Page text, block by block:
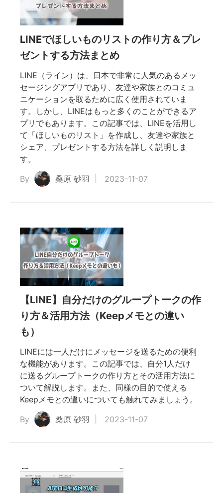
LINEでほしいものリストの作り方＆プレ
ゼントする方法まとめ
LINE（ライン）は、日本で非常に人気のあるメッ
セージングアプリであり、友達や家族とのコミュ
ニケーションを取るために広く使用されていま
す。しかし、LINEはもっと多くのことができるア
プリでもあります。この記事では、LINEを活用し
て「ほしいものリスト」を作成し、友達や家族と
シェア、プレゼントする方法を詳しく説明しま
す。
By
桑原 砂羽 2023-11-07
【LINE】自分だけのグループトークの作
り方＆活用方法（Keepメモとの違い
も）
LINEには一人だけにメッセージを送るための便利
な機能があります。この記事では、自分1人だけ
に送るグループトークの作り方とその活用方法に
ついて解説します。また、同様の目的で使える
Keepメモとの違いについても触れてみましょう。
By
桑原 砂羽 2023-11-07